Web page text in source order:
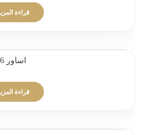
قراءة المزيد
اساور 6
قراءة المزيد